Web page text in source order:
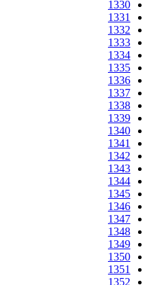
1330
1331
1332
1333
1334
1335
1336
1337
1338
1339
1340
1341
1342
1343
1344
1345
1346
1347
1348
1349
1350
1351
1352